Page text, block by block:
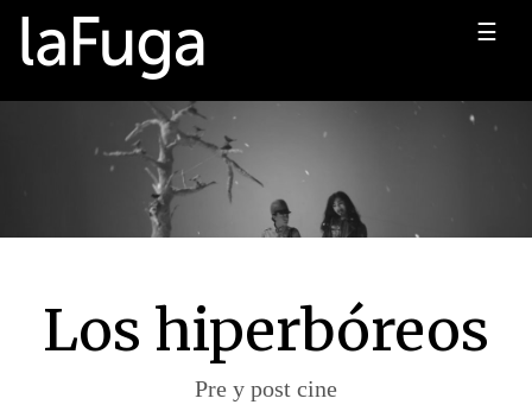
☰
Los hiperbóreos
Pre y post cine